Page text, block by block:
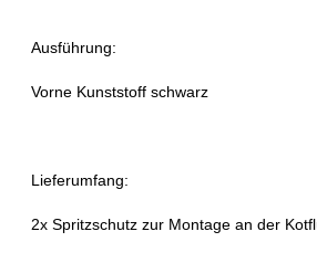
Ausführung:
Vorne Kunststoff schwarz
Lieferumfang:
2x Spritzschutz zur Montage an der